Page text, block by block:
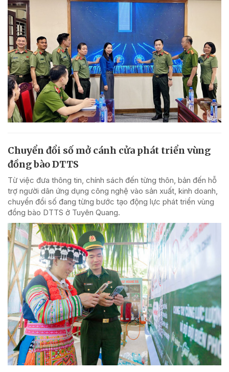
Chuyển đổi số mở cánh cửa phát triển vùng
đồng bào DTTS
Từ việc đưa thông tin, chính sách đến từng thôn, bản đến hỗ
trợ người dân ứng dụng công nghệ vào sản xuất, kinh doanh,
chuyển đổi số đang từng bước tạo động lực phát triển vùng
đồng bào DTTS ở Tuyên Quang.